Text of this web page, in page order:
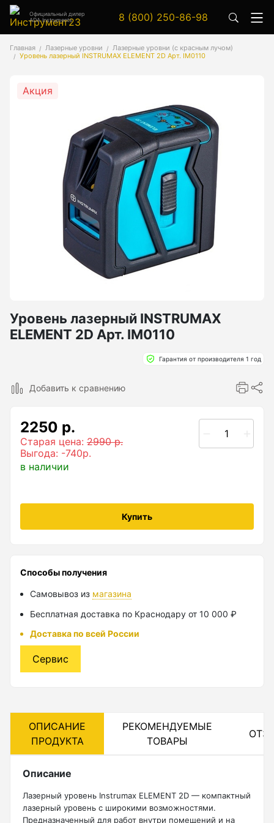
Официальный дилер
ADA Instruments
8 (800) 250-86-98
Главная Лазерные уровни
Лазерные уровни (с красным лучом)
Уровень лазерный INSTRUMAX ELEMENT 2D Арт. IM0110
Акция
Уровень лазерный INSTRUMAX
ELEMENT 2D Арт. IM0110
Гарантия от производителя 1 год
Добавить к сравнению
2250 р.
Старая цена: 2990 р.
Выгода: -740р.
в наличии
Купить
Способы получения
Самовывоз из магазина
Бесплатная доставка по Краснодару от 10 000 ₽
Доставка по всей России
Сервис
ОПИСАНИЕ
ПРОДУКТА
РЕКОМЕНДУЕМЫЕ
ТОВАРЫ
Описание
Лазерный уровень Instrumax ELEMENT 2D — компактный
лазерный уровень с широкими возможностями.
Предназначенный для работ внутри помещений и на
Аксессуары
Аксессуары к геодезическим приборам
Генератор сигналов специальной формы
Цифровой осциллограф
Генераторы
Аксессуары
Бензиновые генераторы серии A
Бензиновые генераторы серии Lite
Лазерный датчик расстояния
Дорожные колеса (курвиметры)
Аксессуары к дорожным колесам
Колесо измерительное
Лазерные уровни
Лазерные уровни (с зеленым лучом)
Лазерные уровни (с красным лучом)
Лазерные уровни ADA
Показать еще
Аксессуары для мотобуров